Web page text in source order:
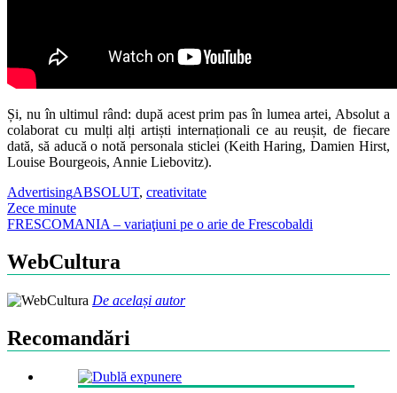
Și, nu în ultimul rând: după acest prim pas în lumea artei, Absolut a
colaborat cu mulți alți artiști internaționali ce au reușit, de fiecare
dată, să aducă o notă personala sticlei (Keith Haring, Damien Hirst,
Louise Bourgeois, Annie Liebovitz).
AdvertisingABSOLUT, creativitate
Post
navigation
Zece minute
FRESCOMANIA – variaţiuni pe o arie de Frescobaldi
WebCultura
De același autor
Recomandări